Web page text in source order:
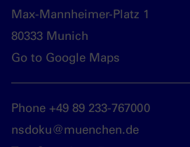
Max-Mannheimer-Platz 1
80333 Munich
Go to Google Maps
Phone +49 89 233-767000
nsdoku@muenchen.de